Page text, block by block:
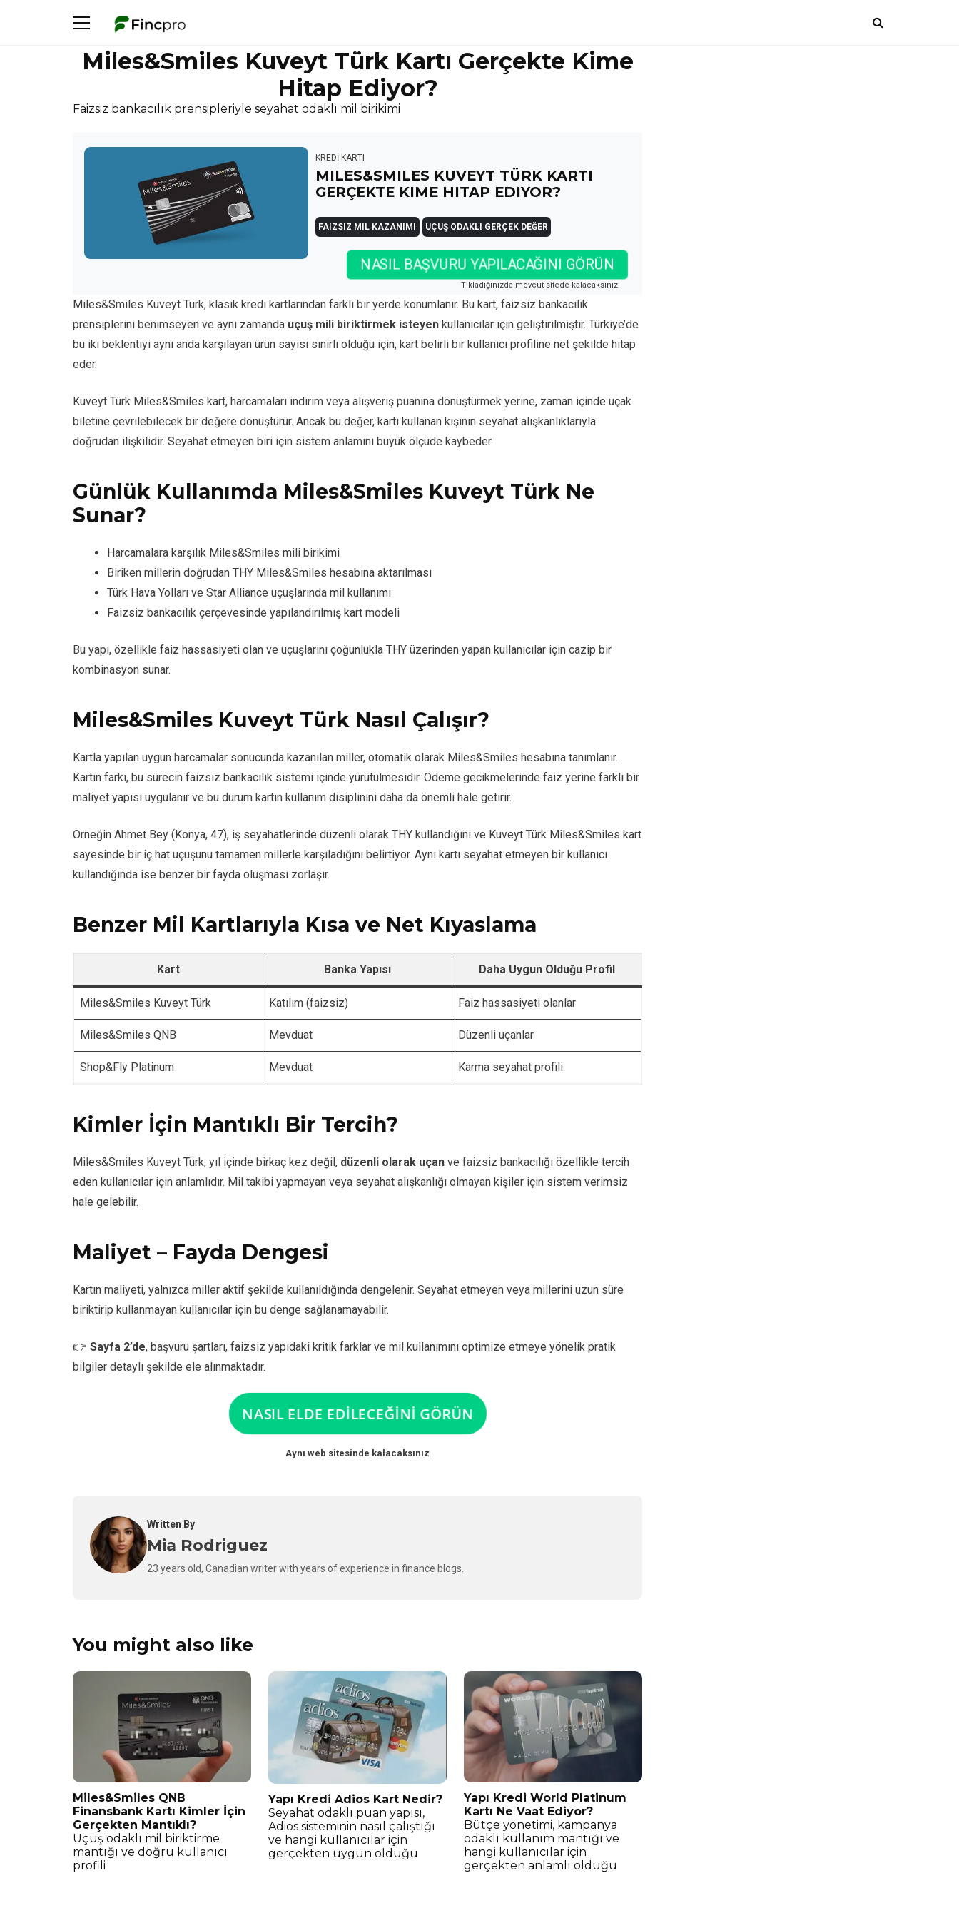
Miles&Smiles Kuveyt Türk Kartı Gerçekte Kime
Hitap Ediyor?
Faizsiz bankacılık prensipleriyle seyahat odaklı mil birikimi
KREDİ KARTI
MILES&SMILES KUVEYT TÜRK KARTI
GERÇEKTE KIME HITAP EDIYOR?
FAIZSIZ MIL KAZANIMI UÇUŞ ODAKLI GERÇEK DEĞER
NASIL BAŞVURU YAPILACAĞINI GÖRÜN
Tıkladığınızda mevcut sitede kalacaksınız
Miles&Smiles Kuveyt Türk, klasik kredi kartlarından farklı bir yerde konumlanır. Bu kart, faizsiz bankacılık
prensiplerini benimseyen ve aynı zamanda uçuş mili biriktirmek isteyen kullanıcılar için geliştirilmiştir. Türkiye’de
bu iki beklentiyi aynı anda karşılayan ürün sayısı sınırlı olduğu için, kart belirli bir kullanıcı profiline net şekilde hitap
eder.
Kuveyt Türk Miles&Smiles kart, harcamaları indirim veya alışveriş puanına dönüştürmek yerine, zaman içinde uçak
biletine çevrilebilecek bir değere dönüştürür. Ancak bu değer, kartı kullanan kişinin seyahat alışkanlıklarıyla
doğrudan ilişkilidir. Seyahat etmeyen biri için sistem anlamını büyük ölçüde kaybeder.
Günlük Kullanımda Miles&Smiles Kuveyt Türk Ne
Sunar?
Harcamalara karşılık Miles&Smiles mili birikimi
Biriken millerin doğrudan THY Miles&Smiles hesabına aktarılması
Türk Hava Yolları ve Star Alliance uçuşlarında mil kullanımı
Faizsiz bankacılık çerçevesinde yapılandırılmış kart modeli
Bu yapı, özellikle faiz hassasiyeti olan ve uçuşlarını çoğunlukla THY üzerinden yapan kullanıcılar için cazip bir
kombinasyon sunar.
Miles&Smiles Kuveyt Türk Nasıl Çalışır?
Kartla yapılan uygun harcamalar sonucunda kazanılan miller, otomatik olarak Miles&Smiles hesabına tanımlanır.
Kartın farkı, bu sürecin faizsiz bankacılık sistemi içinde yürütülmesidir. Ödeme gecikmelerinde faiz yerine farklı bir
maliyet yapısı uygulanır ve bu durum kartın kullanım disiplinini daha da önemli hale getirir.
Örneğin Ahmet Bey (Konya, 47), iş seyahatlerinde düzenli olarak THY kullandığını ve Kuveyt Türk Miles&Smiles kart
sayesinde bir iç hat uçuşunu tamamen millerle karşıladığını belirtiyor. Aynı kartı seyahat etmeyen bir kullanıcı
kullandığında ise benzer bir fayda oluşması zorlaşır.
Benzer Mil Kartlarıyla Kısa ve Net Kıyaslama
Kart Banka Yapısı Daha Uygun Olduğu Profil
Miles&Smiles Kuveyt Türk Katılım (faizsiz) Faiz hassasiyeti olanlar
Miles&Smiles QNB Mevduat Düzenli uçanlar
Shop&Fly Platinum Mevduat Karma seyahat profili
Kimler İçin Mantıklı Bir Tercih?
Miles&Smiles Kuveyt Türk, yıl içinde birkaç kez değil, düzenli olarak uçan ve faizsiz bankacılığı özellikle tercih
eden kullanıcılar için anlamlıdır. Mil takibi yapmayan veya seyahat alışkanlığı olmayan kişiler için sistem verimsiz
hale gelebilir.
Maliyet – Fayda Dengesi
Kartın maliyeti, yalnızca miller aktif şekilde kullanıldığında dengelenir. Seyahat etmeyen veya millerini uzun süre
biriktirip kullanmayan kullanıcılar için bu denge sağlanamayabilir.
👉 Sayfa 2’de, başvuru şartları, faizsiz yapıdaki kritik farklar ve mil kullanımını optimize etmeye yönelik pratik
bilgiler detaylı şekilde ele alınmaktadır.
NASIL ELDE EDİLECEĞİNİ GÖRÜN
Aynı web sitesinde kalacaksınız
Written By
Mia Rodriguez
23 years old, Canadian writer with years of experience in finance blogs.
You might also like
Miles&Smiles QNB
Finansbank Kartı Kimler İçin
Gerçekten Mantıklı?
Uçuş odaklı mil biriktirme
mantığı ve doğru kullanıcı
profili
Yapı Kredi Adios Kart Nedir?
Seyahat odaklı puan yapısı,
Adios sisteminin nasıl çalıştığı
ve hangi kullanıcılar için
gerçekten uygun olduğu
Yapı Kredi World Platinum
Kartı Ne Vaat Ediyor?
Bütçe yönetimi, kampanya
odaklı kullanım mantığı ve
hangi kullanıcılar için
gerçekten anlamlı olduğu